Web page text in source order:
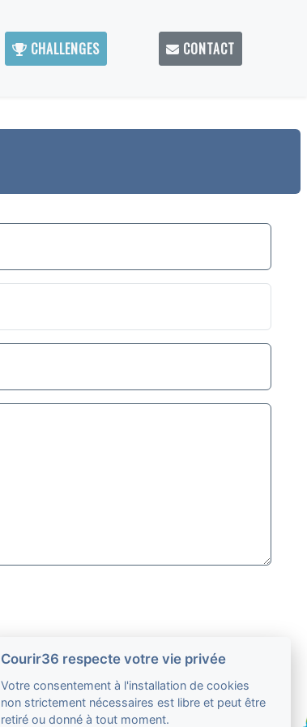
CHALLENGES CONTACT
Courir36 respecte votre vie privée
Votre consentement à l'installation de cookies
non strictement nécessaires est libre et peut être
retiré ou donné à tout moment.